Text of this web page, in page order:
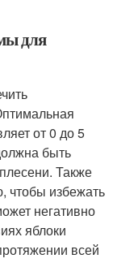
для
от 0 до 5
быть
Также
чтобы избежать
негативно
яблоки
всей